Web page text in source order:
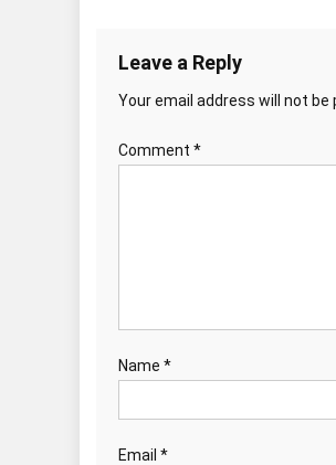
Leave a Reply
Your email address will not be
Comment *
Name *
Email *